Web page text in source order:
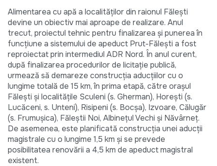
Alimentarea cu apă a localităților din raionul Fălești
devine un obiectiv mai aproape de realizare. Anul
trecut, proiectul tehnic pentru finalizarea și punerea în
funcțiune a sistemului de apeduct Prut-Fălești a fost
reproiectat prin intermediul ADR Nord. În anul curent,
după finalizarea procedurilor de licitație publică,
urmează să demareze construcția aducțiilor cu o
lungime totală de 15 km, în prima etapă, către orașul
Fălești și localitățile Sculeni (s. Gherman), Horești (s.
Lucăceni, s. Unteni), Risipeni (s. Bocșa), Izvoare, Călugăr
(s. Frumușica), Făleștii Noi, Albinețul Vechi și Năvârneț.
De asemenea, este planificată construcția unei aducții
magistrale cu o lungime 1,5 km și se prevede
posibilitatea renovării a 4,5 km de apeduct magistral
existent.